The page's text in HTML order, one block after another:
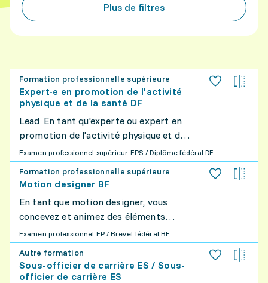
Plus de filtres
Formation professionnelle supérieure
Expert-e en promotion de l'activité
physique et de la santé DF
Lead En tant qu'experte ou expert en
promotion de l'activité physique et de
la santé, vous conseillez, guidez et
formez les personnes souhaitant
améliorer leur bien-être et leur hygiène
de vie ou celles souffrant de troubles
physiques ou psychiques. En fonction
de votre spécialisation, vous
développez également des réseaux afin
d'acquérir de nouveaux clients ou gérez
un centre de fitness et de santé.
Examen professionnel supérieur EPS / Diplôme fédéral DF
Formation professionnelle supérieure
Motion designer BF
En tant que motion designer, vous
concevez et animez des éléments
graphiques pour créer, par exemple,
des vidéos explicatives, des animations
de logos, ou encore des contenus pour
les réseaux sociaux. Grâce à vos
Examen professionnel EP / Brevet fédéral BF
Autre formation
Sous-officier de carrière ES / Sous-
officier de carrière ES